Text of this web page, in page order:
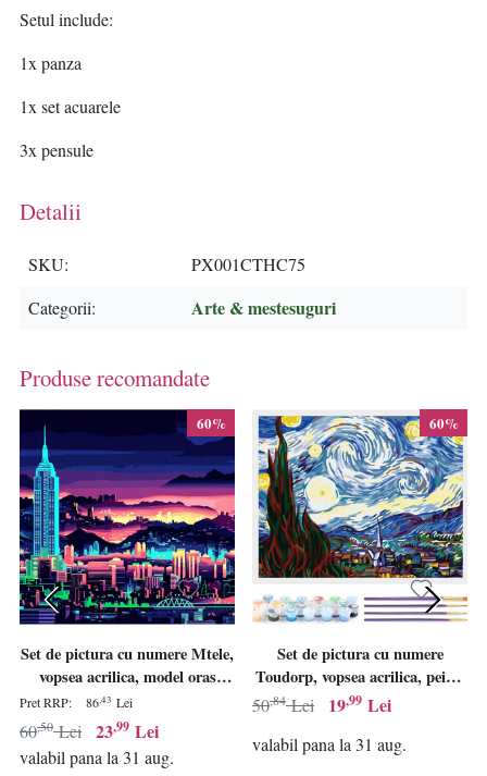
Setul include:
1x panza
1x set acuarele
3x pensule
Detalii
SKU
PX001CTHC75
Categorii
Arte & mestesuguri
Produse recomandate
60%
Set de pictura cu numere Mtele,
vopsea acrilica, model oras
noaptea, multicolor, 40 x 50 cm
Pret RRP: 86,43 Lei
23,99 Lei
60,50 Lei
valabil pana la 31 aug.
60%
Set de pictura cu numere
Toudorp, vopsea acrilica, peisaj
multicolor, 50 x 40 cm
19,99 Lei
50,84 Lei
valabil pana la 31 aug.